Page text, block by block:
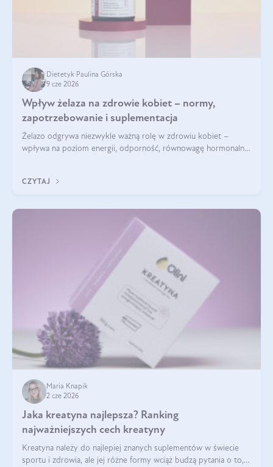
Dietetyk Paulina Górska
9 cze 2026
Wpływ żelaza na zdrowie kobiet – normy,
zapotrzebowanie i suplementacja
Żelazo odgrywa niezwykle ważną rolę w zdrowiu kobiet –
wpływa na poziom energii, odporność, równowagę hormonalną
zawrotów głowy czy problemów z
CZYTAJ
Maria Knapik
2 cze 2026
Jaka kreatyna najlepsza? Ranking
najważniejszych cech kreatyny
Kreatyna należy do najlepiej znanych suplementów w świecie
sportu i zdrowia, ale jej różne formy wciąż budzą pytania o to,